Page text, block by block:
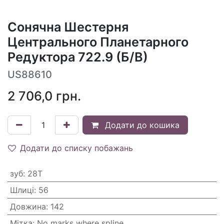
Сонячна Шестерня
Центрального Планетарного
Редуктора 722.9 (Б/В)
US88610
2 706,0 грн.
Додати до кошика
Додати до списку побажань
зуб: 28T
Шлиці: 56
Довжина: 142